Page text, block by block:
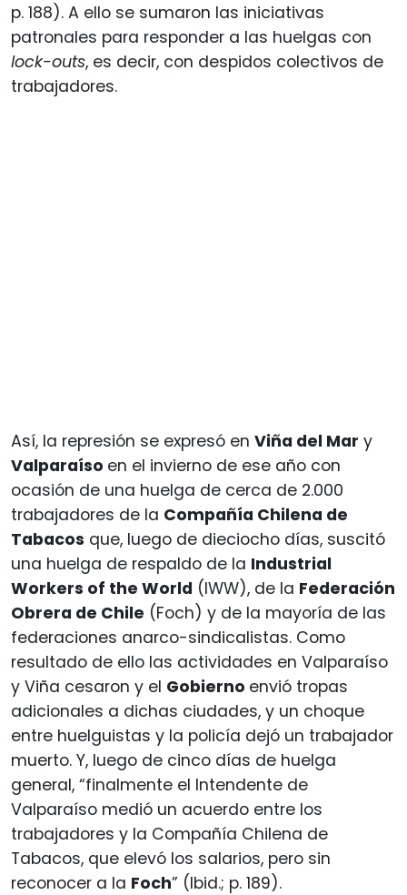
p. 188). A ello se sumaron las iniciativas
patronales para responder a las huelgas con
lock-outs, es decir, con despidos colectivos de
trabajadores.
Así, la represión se expresó en Viña del Mar y
Valparaíso en el invierno de ese año con
ocasión de una huelga de cerca de 2.000
trabajadores de la Compañía Chilena de
Tabacos que, luego de dieciocho días, suscitó
una huelga de respaldo de la Industrial
Workers of the World (IWW), de la Federación
Obrera de Chile (Foch) y de la mayoría de las
federaciones anarco-sindicalistas. Como
resultado de ello las actividades en Valparaíso
y Viña cesaron y el Gobierno envió tropas
adicionales a dichas ciudades, y un choque
entre huelguistas y la policía dejó un trabajador
muerto. Y, luego de cinco días de huelga
general, “finalmente el Intendente de
Valparaíso medió un acuerdo entre los
trabajadores y la Compañía Chilena de
Tabacos, que elevó los salarios, pero sin
reconocer a la Foch” (Ibid.; p. 189).